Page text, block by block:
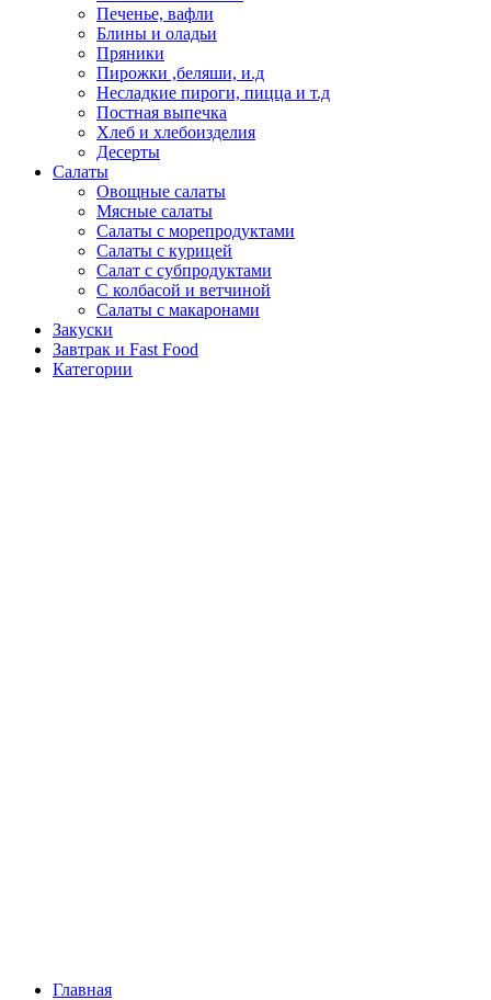
Печенье, вафли
Блины и оладьи
Пряники
Пирожки ,беляши, и.д
Несладкие пироги, пицца и т.д
Постная выпечка
Хлеб и хлебоизделия
Десерты
Салаты
Овощные салаты
Мясные салаты
Салаты с морепродуктами
Салаты с курицей
Салат с субпродуктами
С колбасой и ветчиной
Салаты с макаронами
Закуски
Завтрак и Fast Food
Категории
Главная